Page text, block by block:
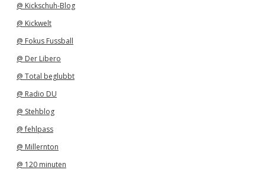
@ Kickschuh-Blog
@ Kickwelt
@ Fokus Fussball
@ Der Libero
@ Total beglubbt
@ Radio DU
@ Stehblog
@ fehlpass
@ Millernton
@ 120 minuten